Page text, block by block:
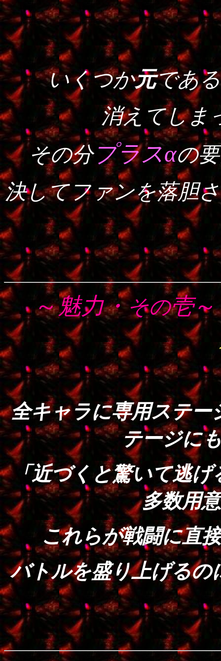
いくつか元であ
消えてしま
その分プラスαの
決してファンを落胆
．～魅力・その壱～
全キャラに専用ステー
テージに
「近づくと驚いて逃げ
多数用
これらが戦闘に直
バトルを盛り上げるの